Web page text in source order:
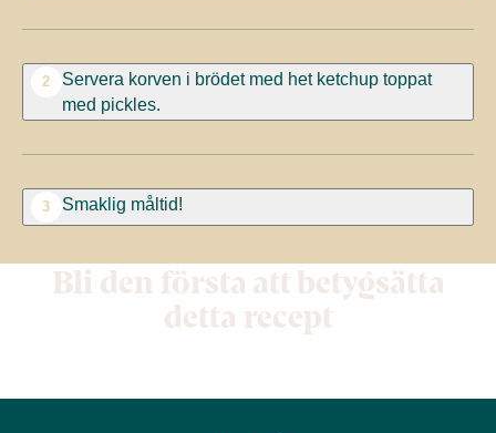
2
Servera korven i brödet med het ketchup toppat
med pickles.
3 Smaklig måltid!
Bli den första att betygsätta
detta recept